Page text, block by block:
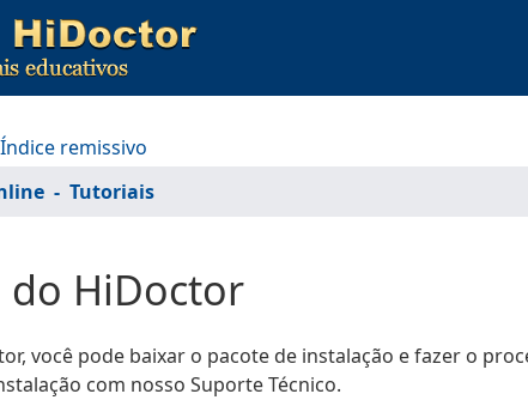
Índice remissivo
- Tutoriais
HiDoctor
você pode baixar o pacote de instalação e fazer o
com nosso Suporte Técnico.